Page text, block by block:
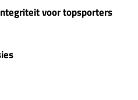
voor topsporters